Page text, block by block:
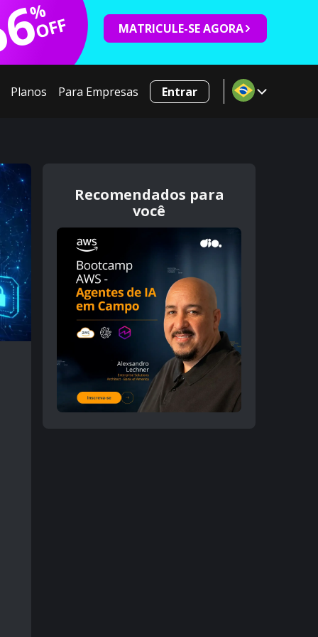
%
OFF MATRICULE-SE AGORA
Planos Para Empresas Entrar
Recomendados para
você